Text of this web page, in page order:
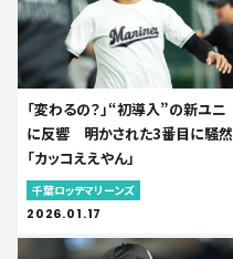
「変わるの？」“初導入”の新ユニ
に反響 明かされた3番目に騒然
「カッコええやん」
千葉ロッテマリーンズ
2026.01.17